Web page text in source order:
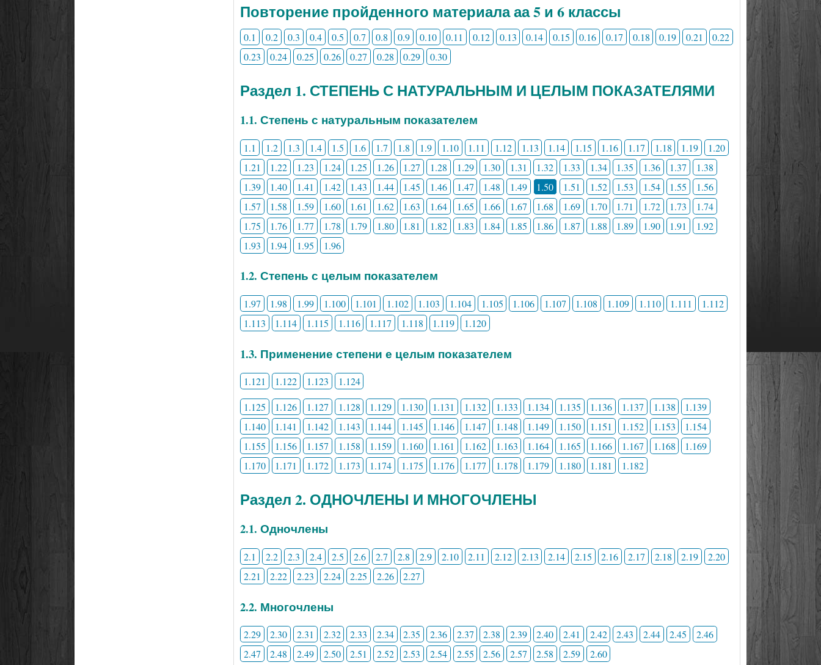
Повторение пройденного материала аа 5 и 6 классы
0.1 0.2 0.3 0.4 0.5 0.7 0.8 0.9 0.10 0.11 0.12 0.13 0.14 0.15 0.16 0.17 0.18 0.19 0.21
0.22
0.23
0.24 0.25 0.26 0.27 0.28 0.29 0.30
Раздел 1. СТЕПЕНЬ С НАТУРАЛЬНЫМ И ЦЕЛЫМ ПОКАЗАТЕЛЯМИ
1.1. Степень с натуральным показателем
1.1 1.2 1.3 1.4 1.5 1.6 1.7 1.8 1.9 1.10 1.11 1.12 1.13 1.14 1.15 1.16 1.17 1.18 1.19
1.20
1.21
1.22 1.23 1.24 1.25 1.26 1.27 1.28 1.29 1.30 1.31 1.32 1.33 1.34 1.35 1.36 1.37
1.38
1.39
1.40 1.41 1.42 1.43 1.44 1.45 1.46 1.47 1.48 1.49 1.50 1.51 1.52 1.53 1.54 1.55
1.56
1.57
1.58 1.59 1.60 1.61 1.62 1.63 1.64 1.65 1.66 1.67 1.68 1.69 1.70 1.71 1.72 1.73
1.74
1.75
1.76 1.77 1.78 1.79 1.80 1.81 1.82 1.83 1.84 1.85 1.86 1.87 1.88 1.89 1.90 1.91
1.92
1.93
1.94 1.95 1.96
1.2. Степень с целым показателем
1.97 1.98 1.99 1.100 1.101 1.102 1.103 1.104 1.105 1.106 1.107 1.108 1.109 1.110 1.111
1.112
1.113
1.114 1.115 1.116 1.117 1.118 1.119 1.120
1.3. Применение степени е целым показателем
1.121 1.122 1.123
1.124
1.125
1.126 1.127 1.128 1.129 1.130 1.131 1.132 1.133 1.134 1.135 1.136 1.137 1.138
1.139
1.140
1.141 1.142 1.143 1.144 1.145 1.146 1.147 1.148 1.149 1.150 1.151 1.152 1.153
1.154
1.155
1.156 1.157 1.158 1.159 1.160 1.161 1.162 1.163 1.164 1.165 1.166 1.167 1.168
1.169
1.170
1.171 1.172 1.173 1.174 1.175 1.176 1.177 1.178 1.179 1.180 1.181 1.182
Раздел 2. ОДНОЧЛЕНЫ И МНОГОЧЛЕНЫ
2.1. Одночлены
2.1 2.2 2.3 2.4 2.5 2.6 2.7 2.8 2.9 2.10 2.11 2.12 2.13 2.14 2.15 2.16 2.17 2.18 2.19
2.20
2.21
2.22 2.23 2.24 2.25 2.26 2.27
2.2. Многочлены
2.29 2.30 2.31 2.32 2.33 2.34 2.35 2.36 2.37 2.38 2.39 2.40 2.41 2.42 2.43 2.44 2.45
2.46
2.47
2.48 2.49 2.50 2.51 2.52 2.53 2.54 2.55 2.56 2.57 2.58 2.59 2.60